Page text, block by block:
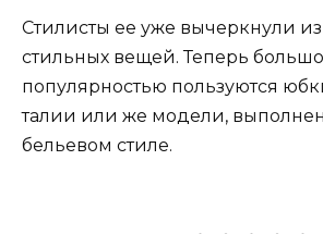
Стилисты ее уже вычеркнули
стильных вещей. Теперь
популярностью пользуются
талии или же модели,
бельевом стиле.